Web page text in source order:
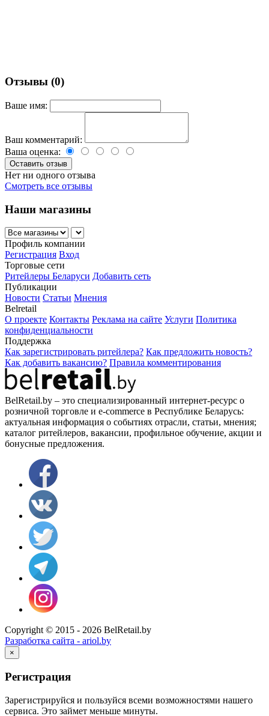
Отзывы (0)
Ваше имя:
Ваш комментарий:
Ваша оценка:
Нет ни одного отзыва
Смотреть все отзывы
Наши магазины
Профиль компании
Регистрация Вход
Торговые сети
Ритейлеры Беларуси Добавить сеть
Публикации
Новости Статьи Мнения
Belretail
О проекте Контакты Реклама на сайте Услуги Политика
конфиденциальности
Поддержка
Как зарегистрировать ритейлера? Как предложить новость?
Как добавить вакансию? Правила комментирования
BelRetail.by – это специализированный интернет-ресурс о
розничной торговле и e-commerce в Республике Беларусь:
актуальная информация о событиях отрасли, статьи, мнения;
каталог ритейлеров, вакансии, профильное обучение, акции и
бонусные предложения.
Copyright © 2015 - 2026 BelRetail.by
Разработка сайта - ariol.by
×
Регистрация
Зарегистрируйся и пользуйся всеми возможностями нашего
сервиса. Это займет меньше минуты.